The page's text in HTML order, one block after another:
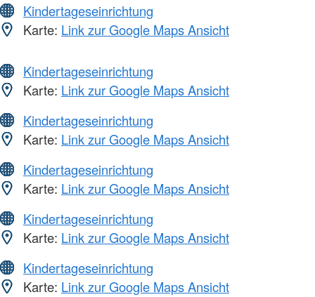
Kindertageseinrichtung
Karte: Link zur Google Maps Ansicht
Kindertageseinrichtung
Karte: Link zur Google Maps Ansicht
Kindertageseinrichtung
Karte: Link zur Google Maps Ansicht
Kindertageseinrichtung
Karte: Link zur Google Maps Ansicht
Kindertageseinrichtung
Karte: Link zur Google Maps Ansicht
Kindertageseinrichtung
Karte: Link zur Google Maps Ansicht